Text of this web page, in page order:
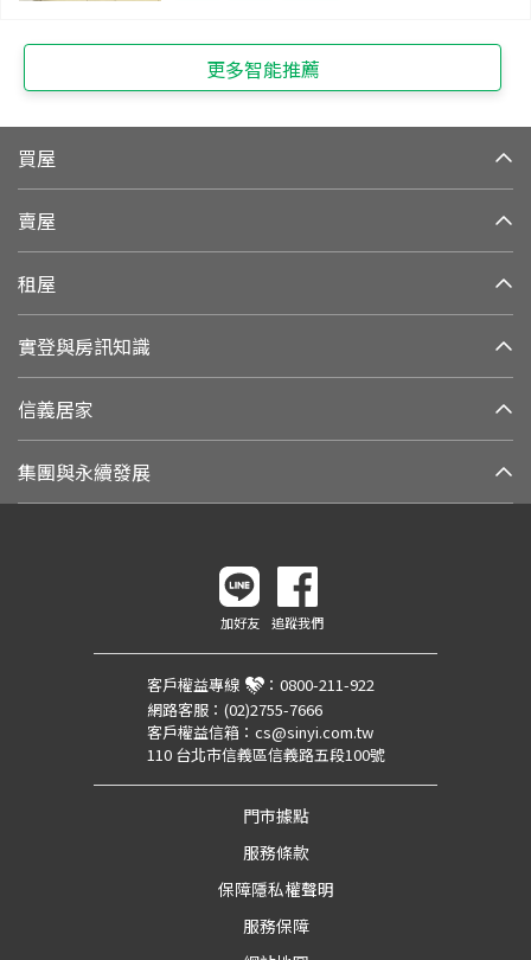
更多智能推薦
買屋
賣屋
租屋
實登與房訊知識
信義居家
集團與永續發展
加好友 追蹤我們
客戶權益專線 ： 0800-211-922
網路客服： (02)2755-7666
客戶權益信箱： cs@sinyi.com.tw
110 台北市信義區信義路五段100號
門市據點
服務條款
保障隱私權聲明
服務保障